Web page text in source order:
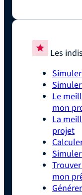
Les
Le
mon
La
projet
mon